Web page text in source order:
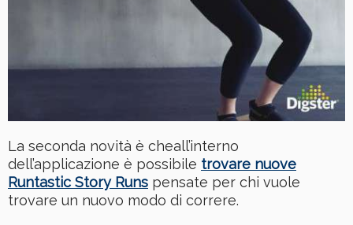
La seconda novità è cheall’interno
dell’applicazione è possibile trovare nuove
Runtastic Story Runs pensate per chi vuole
trovare un nuovo modo di correre.